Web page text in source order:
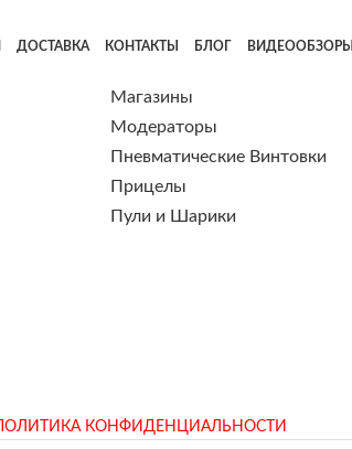
ДОСТАВКА КОНТАКТЫ БЛОГ ВИДЕООБЗОРЫ
Магазины
Модераторы
Пневматические Винтовки
Прицелы
Пули и Шарики
ПОЛИТИКА КОНФИДЕНЦИАЛЬНОСТИ